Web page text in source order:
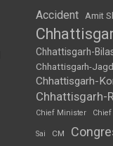
Accident Amit
Chhattisgarh-
Chhattisgarh-
Chhattisgarh-
Chhattisgarh-
Chief Minister
Sai CM